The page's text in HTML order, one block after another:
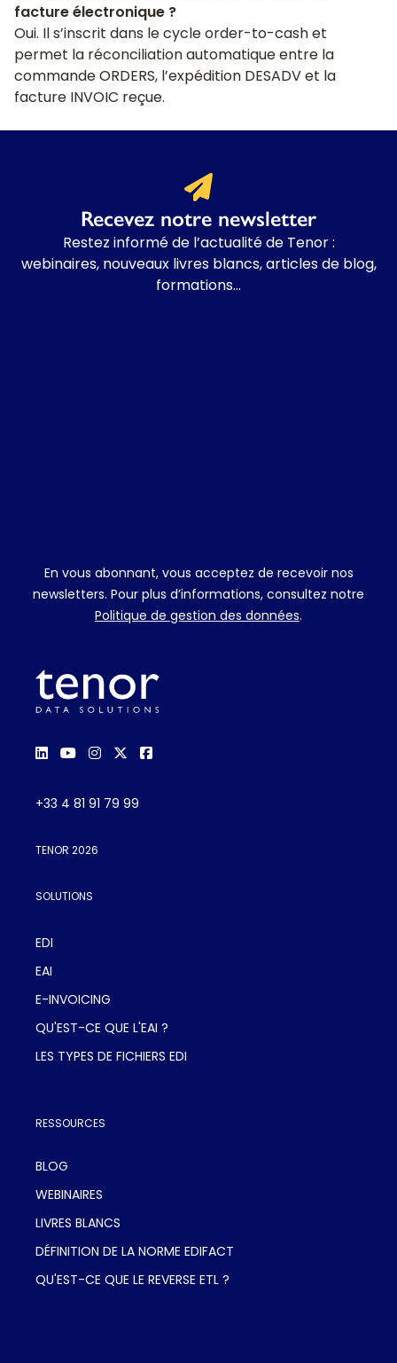
facture électronique ?
Oui. Il s’inscrit dans le cycle order-to-cash et
permet la réconciliation automatique entre la
commande ORDERS, l’expédition DESADV et la
facture INVOIC reçue.
Recevez notre newsletter
Restez informé de l’actualité de Tenor :
webinaires, nouveaux livres blancs, articles de blog,
formations…
En vous abonnant, vous acceptez de recevoir nos
newsletters. Pour plus d’informations, consultez notre
Politique de gestion des données.
+33 4 81 91 79 99
TENOR 2026
SOLUTIONS
EDI
EAI
E-INVOICING
QU'EST-CE QUE L'EAI ?
LES TYPES DE FICHIERS EDI
RESSOURCES
BLOG
WEBINAIRES
LIVRES BLANCS
DÉFINITION DE LA NORME EDIFACT
QU'EST-CE QUE LE REVERSE ETL ?